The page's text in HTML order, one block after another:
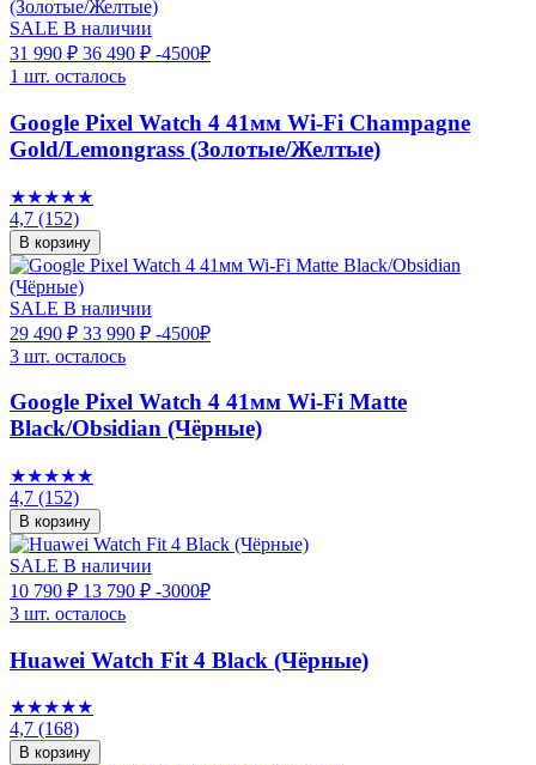
SALE В наличии
31 990 ₽ 36 490 ₽ -4500₽
1 шт. осталось
Google Pixel Watch 4 41мм Wi-Fi Champagne
Gold/Lemongrass (Золотые/Желтые)
★★★★★
4,7 (152)
В корзину
SALE В наличии
29 490 ₽ 33 990 ₽ -4500₽
3 шт. осталось
Google Pixel Watch 4 41мм Wi-Fi Matte
Black/Obsidian (Чёрные)
★★★★★
4,7 (152)
В корзину
SALE В наличии
10 790 ₽ 13 790 ₽ -3000₽
3 шт. осталось
Huawei Watch Fit 4 Black (Чёрные)
★★★★★
4,7 (168)
В корзину